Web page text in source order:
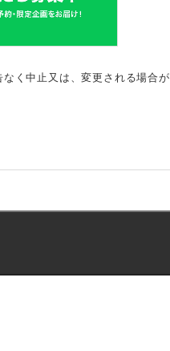
く中止又は、変更される場合